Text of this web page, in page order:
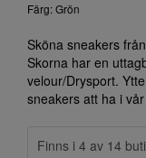
Färg: Grön
Sköna sneakers
Skorna har en
velour/Drysport.
sneakers att ha i
Finns i 4 av 14